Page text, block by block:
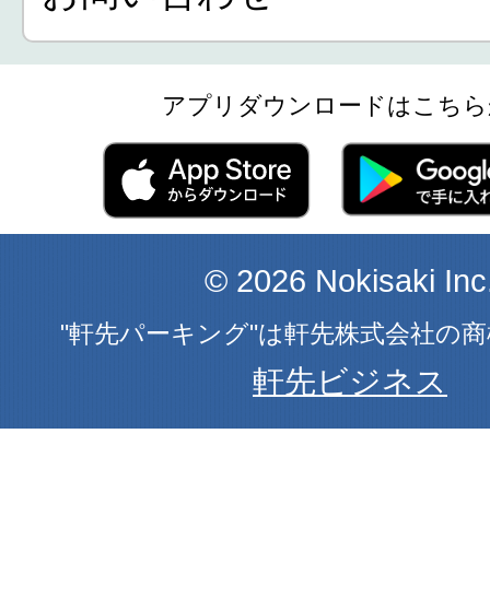
アプリダウンロードはこち
© 2026 Nokisaki
"軒先パーキング"は軒先株式会社の
軒先ビジネス